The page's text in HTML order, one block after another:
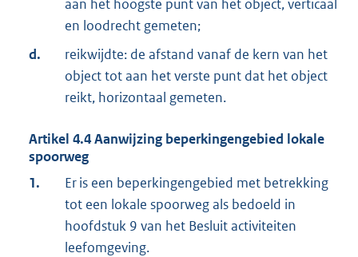
aan het hoogste punt van het object, verticaal
en loodrecht gemeten;
d.
reikwijdte: de afstand vanaf de kern van het
object tot aan het verste punt dat het object
reikt, horizontaal gemeten.
Artikel 4.4Aanwijzing beperkingengebied lokale
spoorweg
1.
Er is een beperkingengebied met betrekking
tot een lokale spoorweg als bedoeld in
hoofdstuk 9 van het Besluit activiteiten
leefomgeving.